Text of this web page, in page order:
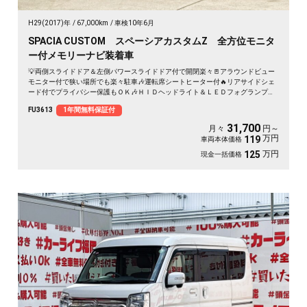
H29(2017)年 67,000km 車検10年6月
SPACIA CUSTOM スペーシアカスタムZ 全方位モニタ
ー付メモリーナビ装着車
💡両側スライドドア＆左側パワースライドドア付で開閉楽々🚪アラウンドビュー
モニター付で狭い場所でも楽々駐車🎶運転席シートヒーター付🔥リアサイドシェ
ード付でプライバシー保護もＯＫ🎶ＨＩＤヘッドライト＆ＬＥＤフォグランプで
可能🎶地デジフルセグＴＶ内臓型📺ＪＣ０８モード燃費３０.６ｋｍ/Ｌの超低燃
FU3613 1年間無料保証付
月々 31,700 円～
車両本体価格 119 万円
現金一括価格 125 万円